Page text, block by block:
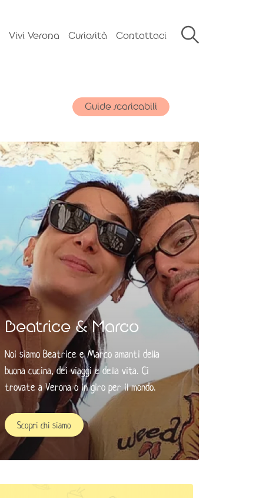
Vivi Verona Curiosità Contattaci
Guide scaricabili
Beatrice & Marco
Noi siamo Beatrice e Marco amanti della
buona cucina, dei viaggi e della vita. Ci
trovate a Verona o in giro per il mondo. ​
Scopri chi siamo